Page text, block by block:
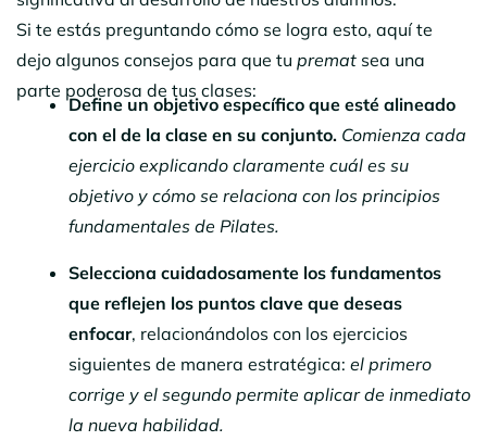
Si te estás preguntando cómo se logra esto, aquí te
dejo algunos consejos para que tu premat sea una
parte poderosa de tus clases:
Define un objetivo específico que esté alineado
con el de la clase en su conjunto. Comienza cada
ejercicio explicando claramente cuál es su
objetivo y cómo se relaciona con los principios
fundamentales de Pilates.
Selecciona cuidadosamente los fundamentos
que reflejen los puntos clave que deseas
enfocar, relacionándolos con los ejercicios
siguientes de manera estratégica: el primero
corrige y el segundo permite aplicar de inmediato
la nueva habilidad.